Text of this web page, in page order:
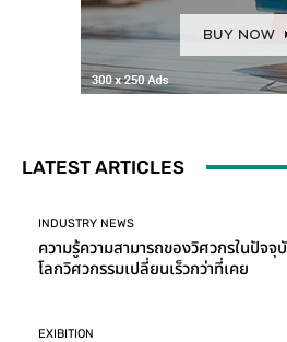
LATEST ARTICLES
INDUSTRY NEWS
ความรู้ความสามารถของวิศวกรในปัจ
โลกวิศวกรรมเปลี่ยนเร็วกว่าที่เคย
EXIBITION